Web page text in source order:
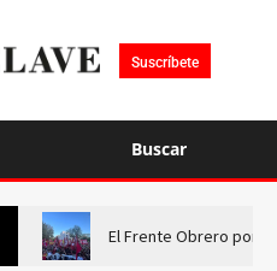
Suscríbete
Buscar
El Frente Obrero pone